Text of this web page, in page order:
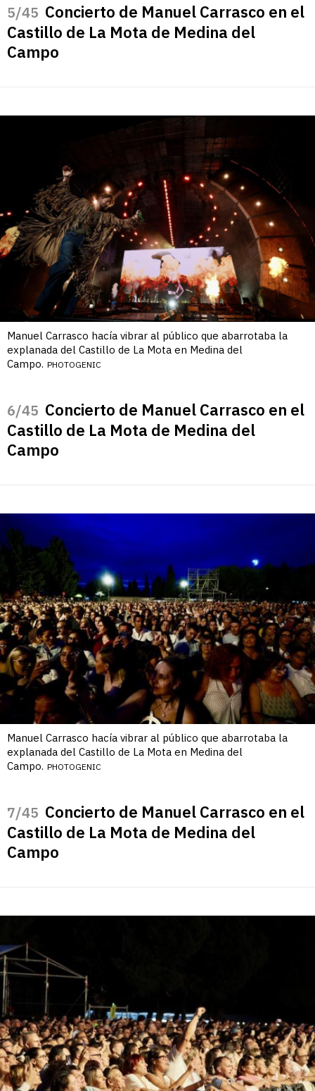
/45 Concierto de Manuel Carrasco en el
Castillo de La Mota de Medina del
Campo
Manuel Carrasco hacía vibrar al público que abarrotaba la
explanada del Castillo de La Mota en Medina del
Campo. PHOTOGENIC
/45 Concierto de Manuel Carrasco en el
Castillo de La Mota de Medina del
Campo
Manuel Carrasco hacía vibrar al público que abarrotaba la
explanada del Castillo de La Mota en Medina del
Campo. PHOTOGENIC
/45 Concierto de Manuel Carrasco en el
Castillo de La Mota de Medina del
Campo